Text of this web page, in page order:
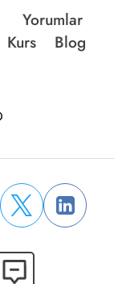
Yorumlar
Kurs
Blog